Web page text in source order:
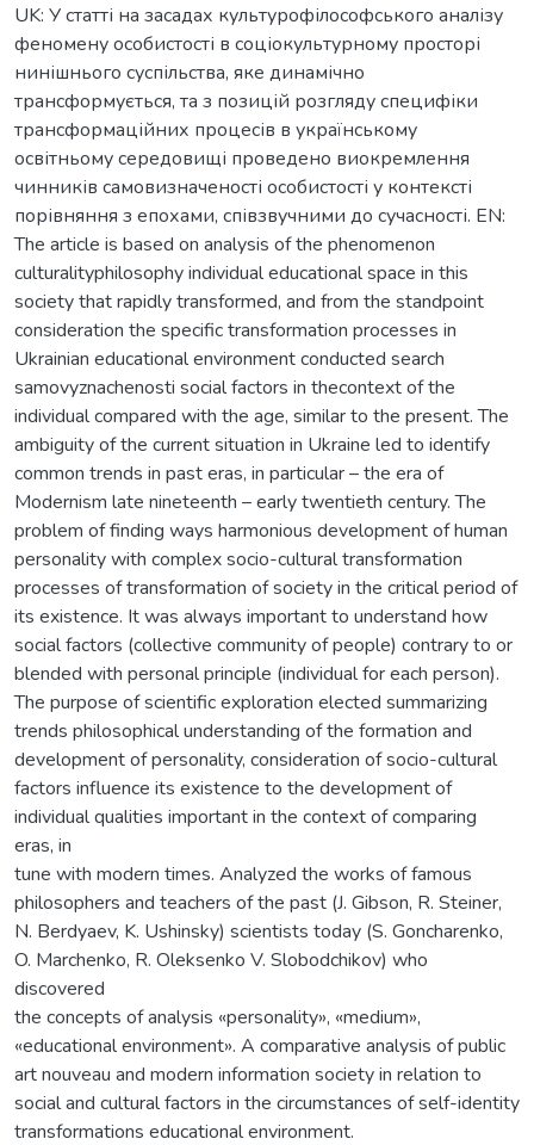
UK: У статті на засадах культурофілософського аналізу
феномену особистості в соціокультурному просторі
нинішнього суспільства, яке динамічно
трансформується, та з позицій розгляду специфіки
трансформаційних процесів в українському
освітньому середовищі проведено виокремлення
чинників самовизначеності особистості у контексті
порівняння з епохами, співзвучними до сучасності. EN:
The article is based on analysis of the phenomenon
culturalityphilosophy individual educational space in this
society that rapidly transformed, and from the standpoint
consideration the specific transformation processes in
Ukrainian educational environment conducted search
samovyznachenosti social factors in thecontext of the
individual compared with the age, similar to the present. The
ambiguity of the current situation in Ukraine led to identify
common trends in past eras, in particular – the era of
Modernism late nineteenth – early twentieth century. The
problem of finding ways harmonious development of human
personality with complex socio-cultural transformation
processes of transformation of society in the critical period of
its existence. It was always important to understand how
social factors (collective community of people) contrary to or
blended with personal principle (individual for each person).
The purpose of scientific exploration elected summarizing
trends philosophical understanding of the formation and
development of personality, consideration of socio-cultural
factors influence its existence to the development of
individual qualities important in the context of comparing
eras, in
tune with modern times. Analyzed the works of famous
philosophers and teachers of the past (J. Gibson, R. Steiner,
N. Berdyaev, K. Ushinsky) scientists today (S. Goncharenko,
O. Marchenko, R. Oleksenko V. Slobodchikov) who
discovered
the concepts of analysis «personality», «medium»,
«educational environment». A comparative analysis of public
art nouveau and modern information society in relation to
social and cultural factors in the circumstances of self-identity
transformations educational environment.